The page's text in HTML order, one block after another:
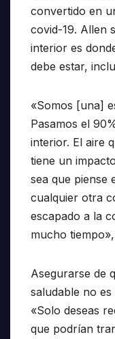
convertido en
covid-19. Allen
interior es
debe estar,
«Somos [una]
Pasamos el
interior. El aire
tiene un
sea que piense
cualquier otra
escapado a la
mucho
Asegurarse de
saludable no
«Solo deseas
que podrían